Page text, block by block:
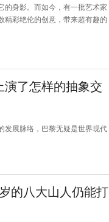
的身影。而如今，有一批艺术家
精彩绝伦的创意，带来超有趣的
演了怎样的抽象交
发展脉络，巴黎无疑是世界现代
的八大山人仍能打